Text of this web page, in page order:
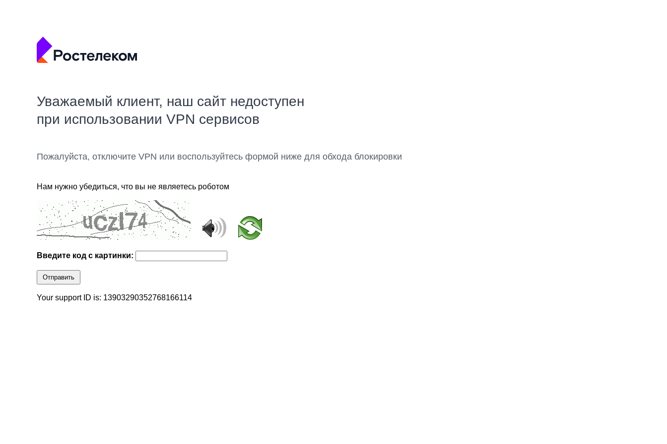
Уважаемый клиент, наш сайт недоступен
при использовании VPN сервисов
Пожалуйста, отключите VPN или воспользуйтесь формой ниже для обхода блокировки
Нам нужно убедиться, что вы не являетесь роботом
Введите код с картинки:
Отправить
Your support ID is: 13903290352768166114